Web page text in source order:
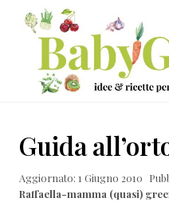
Menu
Passa
contenuto
principale
Passa
laterale
primaria
Passa
ricette
per
Guida
Aggiornato: 1 Giugno 2010
Raffaella-mamma (quasi)